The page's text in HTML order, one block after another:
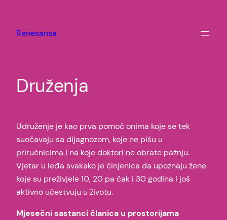
sadržaj
Renesansa
Druženja
Udruženje je kao prva pomoć onima koje se tek
suočavaju sa dijagnozom, koje ne pišu u
priručnicima i na koje doktori ne obrate pažnju.
Vjetar u leđa svakako je činjenica da upoznaju žene
koje su preživjele 10, 20 pa čak i 30 godina i još
aktivno učestvuju u životu.
Mjesečni sastanci članica u prostorijama